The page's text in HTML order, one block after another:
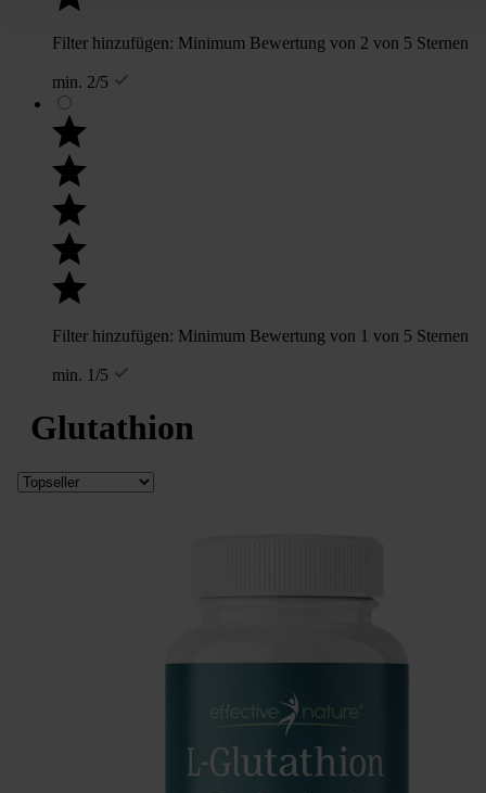
Filter hinzufügen: Minimum Bewertung von 2 von 5 Sternen
min. 2/5
Filter hinzufügen: Minimum Bewertung von 1 von 5 Sternen
min. 1/5
Glutathion